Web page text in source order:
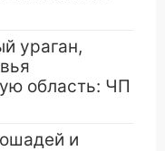
ураган,
область: ЧП
и